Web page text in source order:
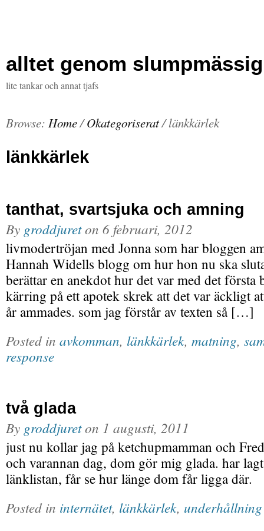
alltet genom
lite tankar och annat tjafs
Browse: Home/ Okategoriserat/ länkkärlek
länkkärlek
tanthat, svartsjuka och amning
By groddjureton 6 februari, 2012
livmodertröjan med Jonna som har bloggen
Hannah Widells blogg om hur hon nu ska
berättar en anekdot hur det var med det första
kärring på ett apotek skrek att det var äckligt
år ammades. som jag förstår av texten så […]
Posted in avkomman, länkkärlek, matning,
response
två glada
By groddjureton 1 augusti, 2011
just nu kollar jag på ketchupmamman och
och varannan dag, dom gör mig glada. har
länklistan, får se hur länge dom får ligga där.
Posted in internätet, länkkärlek, underhållning